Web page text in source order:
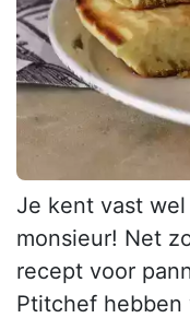
Je kent vast
monsieur! Net
recept voor
Ptitchef